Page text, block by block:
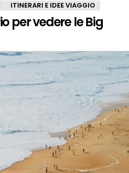
ITINERARI E IDEE VIAGGIO
per vedere le Big